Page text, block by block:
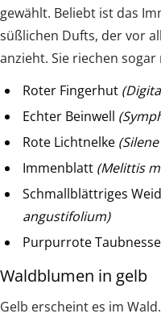
gewählt. Beliebt ist das
süßlichen Dufts, der vor
anzieht. Sie riechen sogar
Roter Fingerhut
Echter Beinwell
Rote Lichtnelke
Immenblatt (Melittis
Schmallblättriges
angustifolium)
Purpurrote
Waldblumen in gelb
Gelb erscheint es im